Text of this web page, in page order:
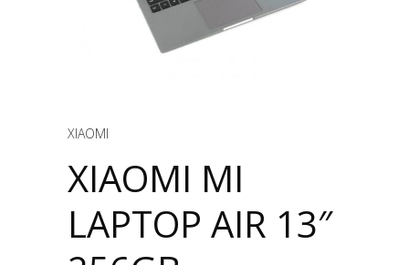
XIAOMI
XIAOMI MI
LAPTOP AIR 13″